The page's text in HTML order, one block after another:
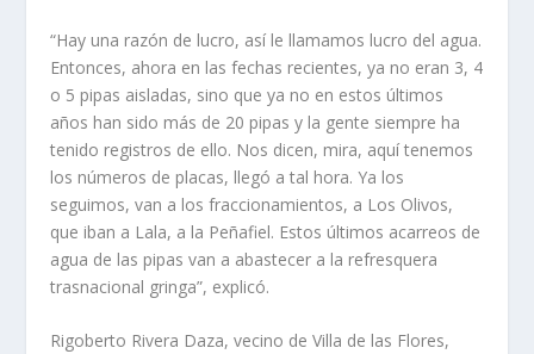
“Hay una razón de lucro, así le llamamos lucro del agua.
Entonces, ahora en las fechas recientes, ya no eran 3, 4
o 5 pipas aisladas, sino que ya no en estos últimos
años han sido más de 20 pipas y la gente siempre ha
tenido registros de ello. Nos dicen, mira, aquí tenemos
los números de placas, llegó a tal hora. Ya los
seguimos, van a los fraccionamientos, a Los Olivos,
que iban a Lala, a la Peñafiel. Estos últimos acarreos de
agua de las pipas van a abastecer a la refresquera
trasnacional gringa”, explicó.
Rigoberto Rivera Daza, vecino de Villa de las Flores,